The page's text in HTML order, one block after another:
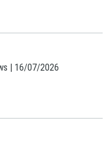
| 16/07/2026